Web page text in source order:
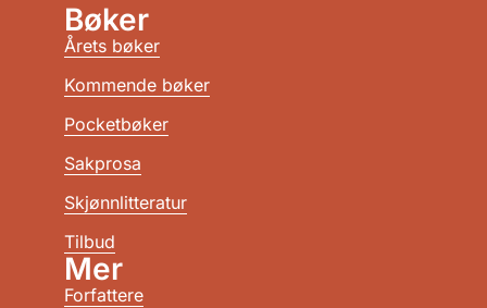
Bøker
Årets bøker
Kommende bøker
Pocketbøker
Sakprosa
Skjønnlitteratur
Tilbud
Mer
Forfattere